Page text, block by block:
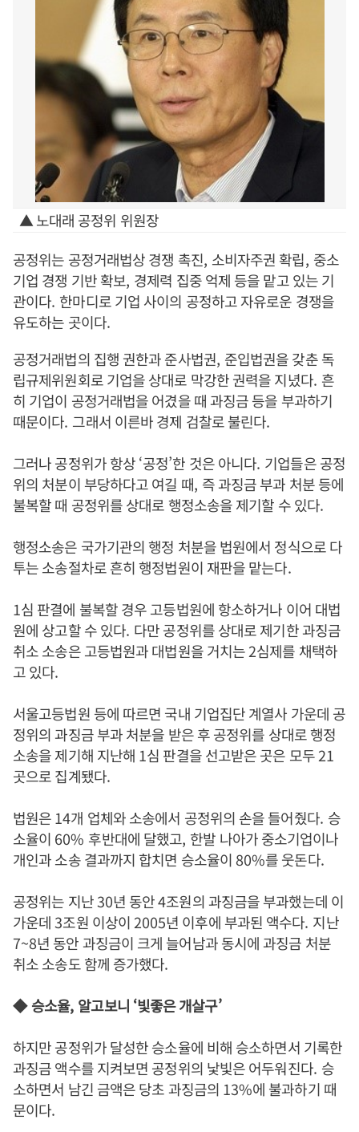
▲ 노대래 공정위 위원장
공정위는 공정거래법상 경쟁 촉진, 소비자주권 확립, 중소
기업 경쟁 기반 확보, 경제력 집중 억제 등을 맡고 있는 기
관이다. 한마디로 기업 사이의 공정하고 자유로운 경쟁을
유도하는 곳이다.
공정거래법의 집행 권한과 준사법권, 준입법권을 갖춘 독
립규제위원회로 기업을 상대로 막강한 권력을 지녔다. 흔
히 기업이 공정거래법을 어겼을 때 과징금 등을 부과하기
때문이다. 그래서 이른바 경제 검찰로 불린다.
그러나 공정위가 항상‘공정’한 것은 아니다. 기업들은 공정
위의 처분이 부당하다고 여길 때, 즉 과징금 부과 처분 등에
불복할 때 공정위를 상대로 행정소송을 제기할 수 있다.
행정소송은 국가기관의 행정 처분을 법원에서 정식으로 다
투는 소송절차로 흔히 행정법원이 재판을 맡는다.
1심 판결에 불복할 경우 고등법원에 항소하거나 이어 대법
원에 상고할 수 있다. 다만 공정위를 상대로 제기한 과징금
취소 소송은 고등법원과 대법원을 거치는2심제를 채택하
고 있다.
서울고등법원 등에 따르면 국내 기업집단 계열사 가운데 공
정위의 과징금 부과 처분을 받은 후 공정위를 상대로 행정
소송을 제기해 지난해 1심 판결을 선고받은 곳은 모두21
곳으로 집계됐다.
법원은14개 업체와 소송에서 공정위의 손을 들어줬다. 승
소율이 60% 후반대에 달했고, 한발 나아가 중소기업이나
개인과 소송 결과까지 합치면 승소율이80%를 웃돈다.
공정위는 지난30년 동안4조원의 과징금을 부과했는데 이
가운데3조원 이상이 2005년 이후에 부과된 액수다. 지난
7~8년 동안 과징금이 크게 늘어남과 동시에 과징금 처분
취소 소송도 함께 증가했다.
◆승소율, 알고보니 ‘빛좋은 개살구’
하지만 공정위가 달성한 승소율에 비해 승소하면서 기록한
과징금 액수를 지켜보면 공정위의 낯빛은 어두워진다. 승
소하면서 남긴 금액은 당초 과징금의 13%에 불과하기 때
문이다.